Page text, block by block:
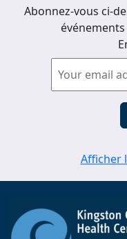
Abonnez-vous ci-
Afficher